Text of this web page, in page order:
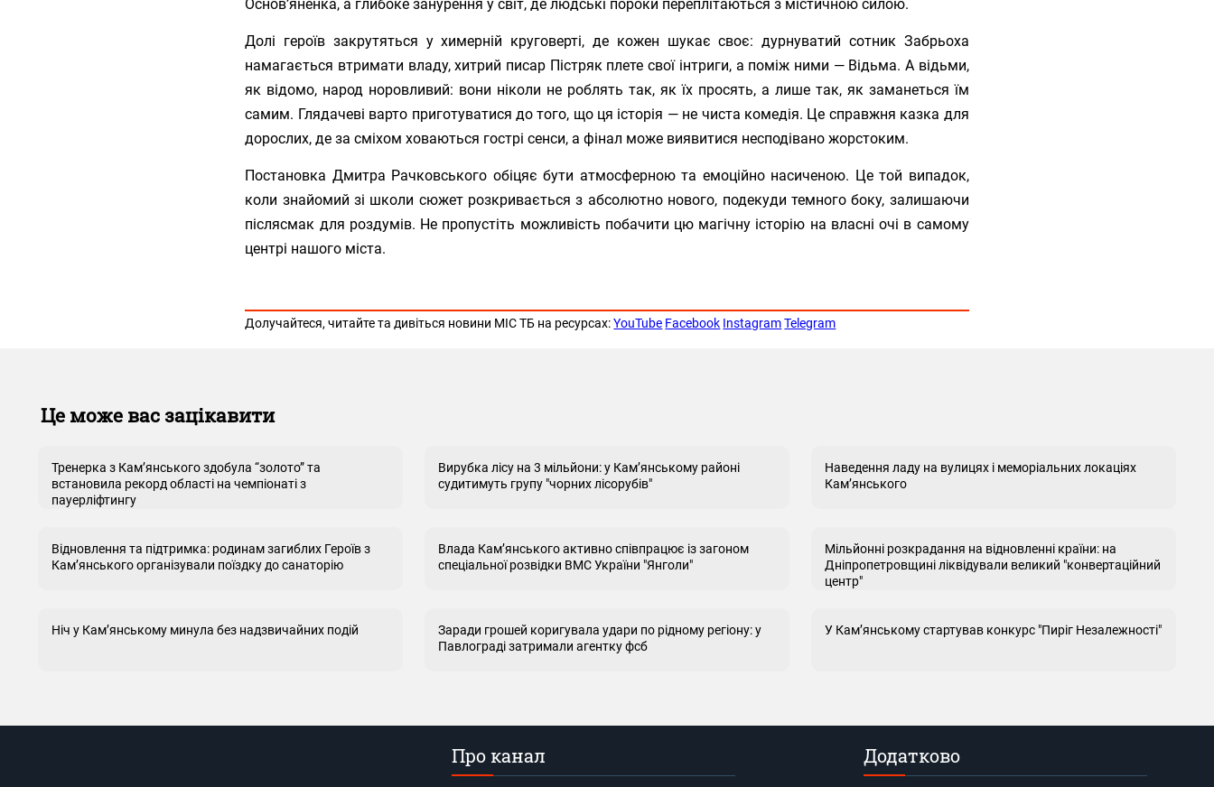
Основ’яненка, а глибоке занурення у світ, де людські пороки переплітаються з містичною силою.
Долі героїв закрутяться у химерній круговерті, де кожен шукає своє: дурнуватий сотник Забрьоха
намагається втримати владу, хитрий писар Пістряк плете свої інтриги, а поміж ними — Відьма. А відьми,
як відомо, народ норовливий: вони ніколи не роблять так, як їх просять, а лише так, як заманеться їм
самим. Глядачеві варто приготуватися до того, що ця історія — не чиста комедія. Це справжня казка для
дорослих, де за сміхом ховаються гострі сенси, а фінал може виявитися несподівано жорстоким.
Постановка Дмитра Рачковського обіцяє бути атмосферною та емоційно насиченою. Це той випадок,
коли знайомий зі школи сюжет розкривається з абсолютно нового, подекуди темного боку, залишаючи
післясмак для роздумів. Не пропустіть можливість побачити цю магічну історію на власні очі в самому
центрі нашого міста.
Долучайтеся, читайте та дивіться новини МІС ТБ на ресурсах:YouTube Facebook Instagram Telegram
Це може вас зацікавити
Тренерка з Кам’янського здобула “золото” та
встановила рекорд області на чемпіонаті з
пауерліфтингу
Вирубка лісу на 3 мільйони: у Кам’янському районі
судитимуть групу "чорних лісорубів"
Наведення ладу на вулицях і меморіальних локаціях
Кам’янського
Відновлення та підтримка: родинам загиблих Героїв з
Кам’янського організували поїздку до санаторію
Влада Кам’янського активно співпрацює із загоном
спеціальної розвідки ВМС України "Янголи"
Мільйонні розкрадання на відновленні країни: на
Дніпропетровщині ліквідували великий "конвертаційний
центр"
Ніч у Кам’янському минула без надзвичайних подій
Заради грошей коригувала удари по рідному регіону: у
Павлограді затримали агентку фсб
У Кам’янському стартував конкурс "Пиріг Незалежності"
Про канал Додатково